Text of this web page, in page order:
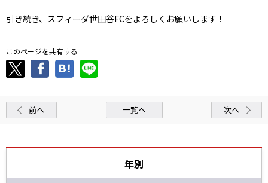
引き続き、スフィーダ世田谷FCをよろしくお願いします！
このページを共有する
前へ 一覧へ 次へ
年別